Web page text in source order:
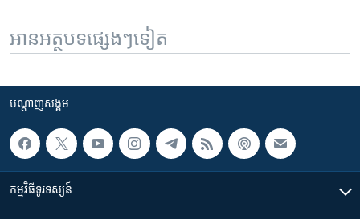
អានអត្ថបទផ្សេងៗទៀត
បណ្តាញ​សង្គម
កម្មវិធី​ទូរទស្សន៍